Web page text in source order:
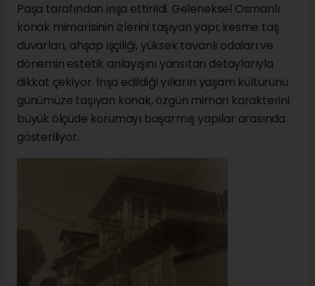
Paşa tarafından inşa ettirildi. Geleneksel Osmanlı
konak mimarisinin izlerini taşıyan yapı; kesme taş
duvarları, ahşap işçiliği, yüksek tavanlı odaları ve
dönemin estetik anlayışını yansıtan detaylarıyla
dikkat çekiyor. İnşa edildiği yılların yaşam kültürünü
günümüze taşıyan konak, özgün mimari karakterini
büyük ölçüde korumayı başarmış yapılar arasında
gösteriliyor.